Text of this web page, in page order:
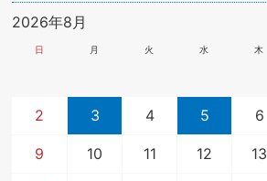
2026年8月
日 月 火 水 木
2 3 4 5 6
9 10 11 12 13